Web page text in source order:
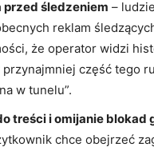
przed śledzeniem –
reklam
że operator widzi
przynajmniej część tego
w tunelu”.
treści i omijanie
chce obejrzeć